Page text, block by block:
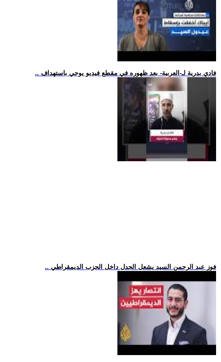
.. فادي بدرية لـ-العربية- بعد ظهوره في مقطع فيديو يوحي باستهداف
.. فوز عبد الرحمن السيد يشعل الجدل داخل الحزب الديمقراطي